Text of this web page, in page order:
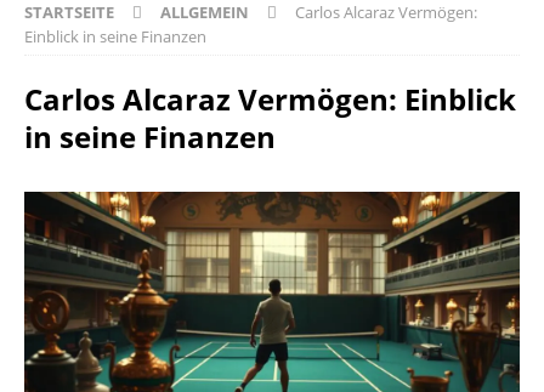
STARTSEITE ALLGEMEIN
Carlos Alcaraz Vermögen:
Einblick in seine Finanzen
Carlos Alcaraz Vermögen: Einblick
in seine Finanzen